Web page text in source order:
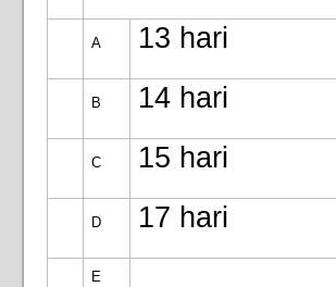
A 13 hari
B 14 hari
C 15 hari
D 17 hari
E